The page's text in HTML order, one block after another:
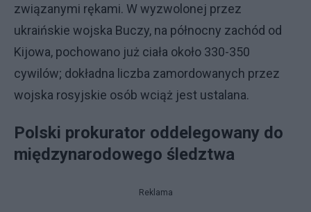
związanymi rękami. W wyzwolonej przez
ukraińskie wojska Buczy, na północny zachód od
Kijowa, pochowano już ciała około 330-350
cywilów; dokładna liczba zamordowanych przez
wojska rosyjskie osób wciąż jest ustalana.
Polski prokurator oddelegowany do
międzynarodowego śledztwa
Reklama